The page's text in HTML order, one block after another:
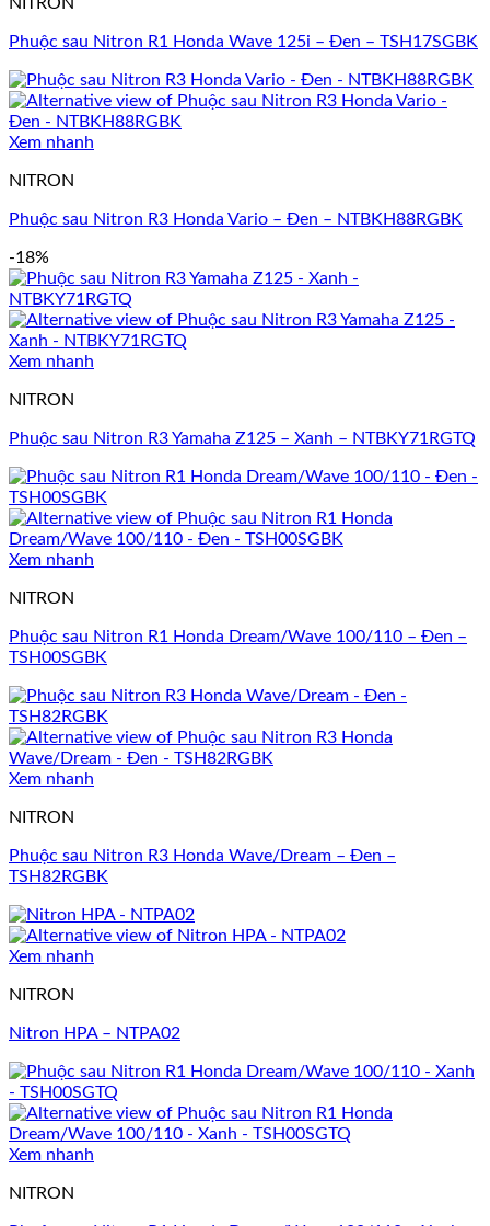
NITRON
Phuộc sau Nitron R1 Honda Wave 125i – Đen – TSH17SGBK
Xem nhanh
NITRON
Phuộc sau Nitron R3 Honda Vario – Đen – NTBKH88RGBK
-18%
Xem nhanh
NITRON
Phuộc sau Nitron R3 Yamaha Z125 – Xanh – NTBKY71RGTQ
Xem nhanh
NITRON
Phuộc sau Nitron R1 Honda Dream/Wave 100/110 – Đen –
TSH00SGBK
Xem nhanh
NITRON
Phuộc sau Nitron R3 Honda Wave/Dream – Đen –
TSH82RGBK
Xem nhanh
NITRON
Nitron HPA – NTPA02
Xem nhanh
NITRON